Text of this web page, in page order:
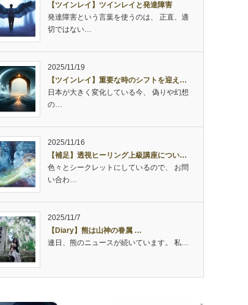
【ツインレイ】ツインレイと発達障害
発達障害という言葉を使うのは、 正直、適
切ではない…
2025/11/19
【ツインレイ】重要な時のシフトを迎え…
日本が大きく変化している今、 偽りや幻想
の…
2025/11/16
【補足】透視ヒーリング上級講座につい…
色々とシークレットにしているので、 お問
い合わ…
2025/11/7
【Diary】熊は山神の眷属 …
連日、熊のニュースが続いています。 私…